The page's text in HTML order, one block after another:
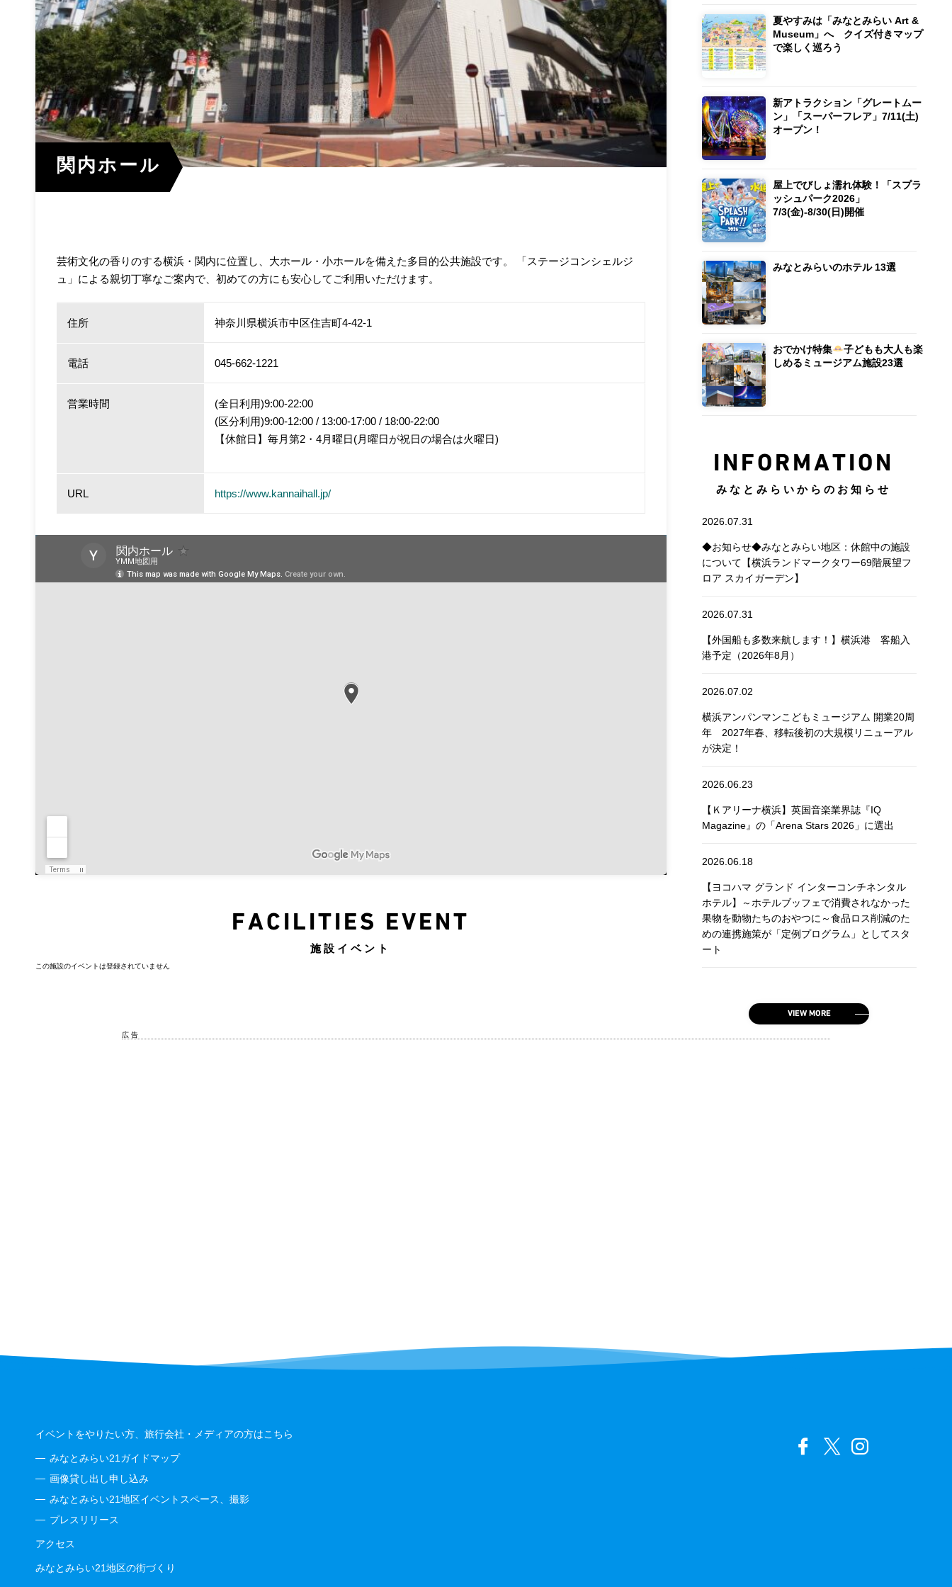
関内ホール
芸術文化の香りのする横浜・関内に位置し、大ホール・小ホールを備えた多目的公共施設です。 「ステージコンシェルジ
ュ」による親切丁寧なご案内で、初めての方にも安心してご利用いただけます。
住所 神奈川県横浜市中区住吉町4-42-1
電話 045-662-1221
営業時間
(全日利用)9:00-22:00
(区分利用)9:00-12:00 / 13:00-17:00 / 18:00-22:00
【休館日】毎月第2・4月曜日(月曜日が祝日の場合は火曜日)
URL https://www.kannaihall.jp/
FACILITIES EVENT
施設イベント
この施設のイベントは登録されていません
夏やすみは「みなとみらい Art &
Museum」へ クイズ付きマップ
で楽しく巡ろう
新アトラクション「グレートムー
ン」「スーパーフレア」7/11(土)
オープン！
屋上でびしょ濡れ体験！「スプラ
ッシュパーク2026」
7/3(金)-8/30(日)開催
みなとみらいのホテル 13選
おでかけ特集
子どもも大人も楽
しめるミュージアム施設23選
INFORMATION
みなとみらいからのお知らせ
2026.07.31
◆お知らせ◆みなとみらい地区：休館中の施設
について【横浜ランドマークタワー69階展望フ
ロア スカイガーデン】
2026.07.31
【外国船も多数来航します！】横浜港 客船入
港予定（2026年8月）
2026.07.02
横浜アンパンマンこどもミュージアム 開業20周
年 2027年春、移転後初の大規模リニューアル
が決定！
2026.06.23
【Ｋアリーナ横浜】英国音楽業界誌『IQ
Magazine』の「Arena Stars 2026」に選出
2026.06.18
【ヨコハマ グランド インターコンチネンタル
ホテル】～ホテルブッフェで消費されなかった
果物を動物たちのおやつに～食品ロス削減のた
めの連携施策が「定例プログラム」としてスタ
ート
VIEW MORE
広 告
イベントをやりたい方、旅行会社・メディアの方はこちら
みなとみらい21ガイドマップ
画像貸し出し申し込み
みなとみらい21地区イベントスペース、撮影
プレスリリース
アクセス
みなとみらい21地区の街づくり